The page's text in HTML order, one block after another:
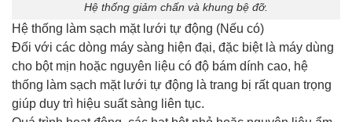
Hệ thống giảm chấn và khung bệ đỡ.
Hệ thống làm sạch mặt lưới tự động (Nếu có)
Đối với các dòng máy sàng hiện đại, đặc biệt là máy dùng
cho bột mịn hoặc nguyên liệu có độ bám dính cao, hệ
thống làm sạch mặt lưới tự động là trang bị rất quan trọng
giúp duy trì hiệu suất sàng liên tục.